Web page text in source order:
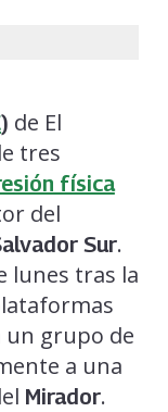
) de El
tres
física
del
Sur.
lunes tras la
un grupo de
a una
Mirador.